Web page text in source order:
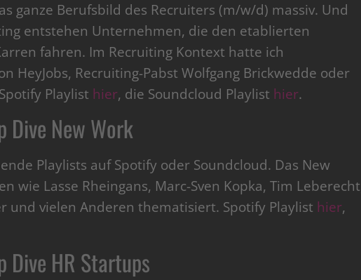
ganze Berufsbild des Recruiters (m/w/d) massiv. Und
entstehen Unternehmen, die den etablierten
fahren. Im Recruiting Kontext hatte ich
HeyJobs, Recruiting-Pabst Wolfgang Brickwedde oder
Playlist hier, die Soundcloud Playlist hier.
Dive New Work
Playlists auf Spotify oder Soundcloud. Das New
wie Lasse Rheingans, Marc-Sven Kopka, Tim
und vielen Anderen thematisiert. Spotify Playlist hier,
Dive HR Startups